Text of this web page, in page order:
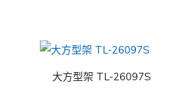
大方型架 TL-26097S